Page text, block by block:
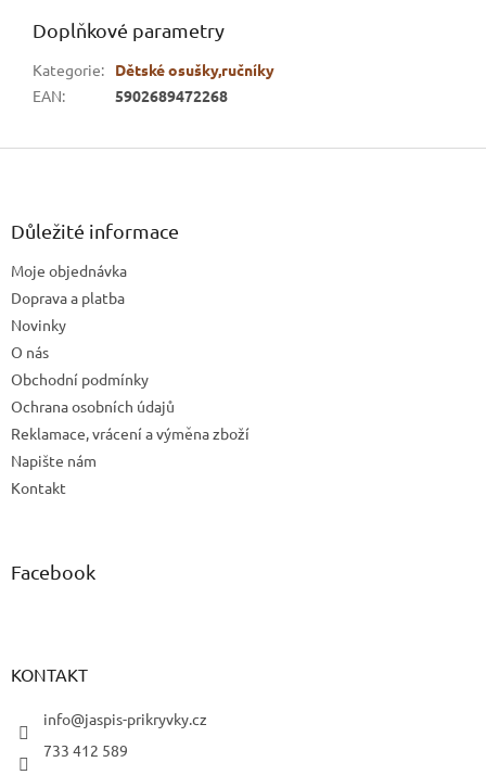
Doplňkové parametry
Kategorie:
Dětské osušky,ručníky
EAN: 5902689472268
Důležité informace
Moje objednávka
Doprava a platba
Novinky
O nás
Obchodní podmínky
Ochrana osobních údajů
Reklamace, vrácení a výměna zboží
Napište nám
Kontakt
Facebook
KONTAKT
info@jaspis-prikryvky.cz
733 412 589